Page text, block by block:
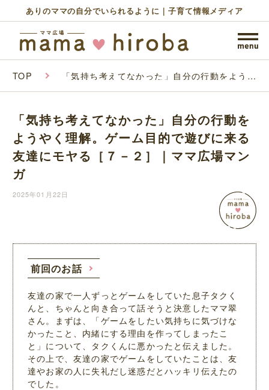
ありのママの自分でいられるように｜子育て情報メディア
TOP 「気持ち考えてなかった」自分の行動をようや
［７－２］｜ママ広場マンガ
「気持ち考えてなかった」自分の行動を
ようやく理解。ゲーム目的で遊びに来る
友達にモヤる［７－２］｜ママ広場マン
ガ
2025年01月22日
前回のお話
友達の家で一人ずっとゲームをしていた息子タクく
んと、ちゃんと向き合って話そうと決意したママ翠
さん。まずは、「ゲームをしたい気持ちに気づけな
かったこと、内緒にする理由を作ってしまったこ
と」について、タクくんに悪かったと伝えました。
その上で、友達の家でゲームをしていたことは、友
達やお家の人に失礼だし迷惑だとハッキリ伝えたの
でした。